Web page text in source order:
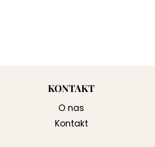
KONTAKT
O nas
Kontakt